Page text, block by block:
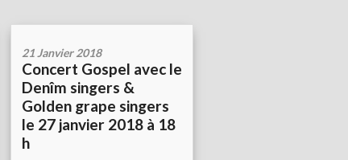
21 Janvier 2018
Concert Gospel avec le
Denîm singers &
Golden grape singers
le 27 janvier 2018 à 18
h